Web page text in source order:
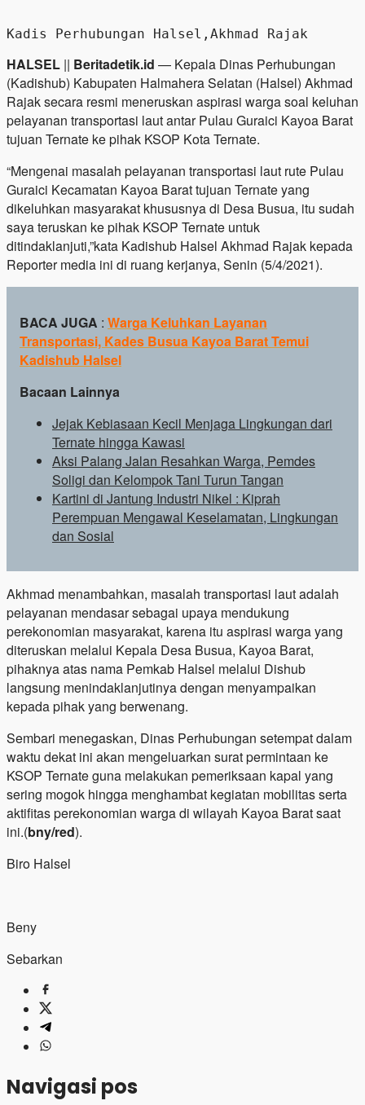
Kadis Perhubungan Halsel,Akhmad Rajak
HALSEL || Beritadetik.id — Kepala Dinas Perhubungan
(Kadishub) Kabupaten Halmahera Selatan (Halsel) Akhmad
Rajak secara resmi meneruskan aspirasi warga soal keluhan
pelayanan transportasi laut antar Pulau Guraici Kayoa Barat
tujuan Ternate ke pihak KSOP Kota Ternate.
“Mengenai masalah pelayanan transportasi laut rute Pulau
Guraici Kecamatan Kayoa Barat tujuan Ternate yang
dikeluhkan masyarakat khususnya di Desa Busua, itu sudah
saya teruskan ke pihak KSOP Ternate untuk
ditindaklanjuti,”kata Kadishub Halsel Akhmad Rajak kepada
Reporter media ini di ruang kerjanya, Senin (5/4/2021).
BACA JUGA : Warga Keluhkan Layanan
Transportasi, Kades Busua Kayoa Barat Temui
Kadishub Halsel
Bacaan Lainnya
Jejak Kebiasaan Kecil Menjaga Lingkungan dari
Ternate hingga Kawasi
Aksi Palang Jalan Resahkan Warga, Pemdes
Soligi dan Kelompok Tani Turun Tangan
Kartini di Jantung Industri Nikel : Kiprah
Perempuan Mengawal Keselamatan, Lingkungan
dan Sosial
Akhmad menambahkan, masalah transportasi laut adalah
pelayanan mendasar sebagai upaya mendukung
perekonomian masyarakat, karena itu aspirasi warga yang
diteruskan melalui Kepala Desa Busua, Kayoa Barat,
pihaknya atas nama Pemkab Halsel melalui Dishub
langsung menindaklanjutinya dengan menyampaikan
kepada pihak yang berwenang.
Sembari menegaskan, Dinas Perhubungan setempat dalam
waktu dekat ini akan mengeluarkan surat permintaan ke
KSOP Ternate guna melakukan pemeriksaan kapal yang
sering mogok hingga menghambat kegiatan mobilitas serta
aktifitas perekonomian warga di wilayah Kayoa Barat saat
ini.(bny/red).
Biro Halsel
Beny
Sebarkan
Navigasi pos